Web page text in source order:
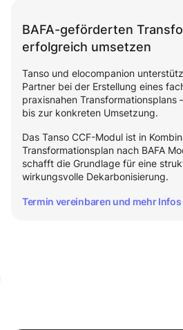
BAFA-geförderten
erfolgreich umsetzen
Tanso und elocompanion
Partner bei der Erstellung eines
praxisnahen Transformationsplans
bis zur konkreten Umsetzung.
Das Tanso CCF-Modul ist in
Transformationsplan nach BAFA
schafft die Grundlage für eine
wirkungsvolle Dekarbonisierung.
Termin vereinbaren und mehr